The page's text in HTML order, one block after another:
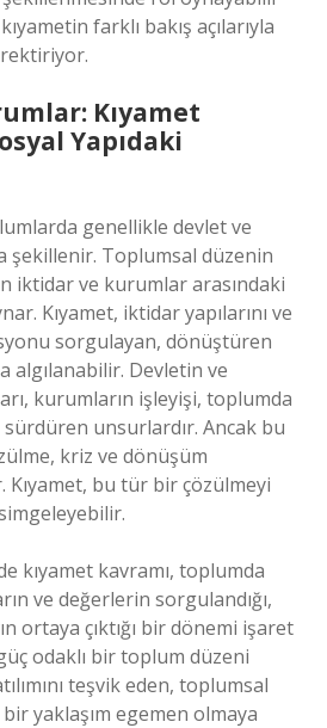
farklı bakış açılarıyla
Kıyamet
Yapıdaki
genellikle devlet ve
şekillenir. Toplumsal düzenin
iktidar ve kurumlar arasındaki
Kıyamet, iktidar yapılarını ve
sorgulayan, dönüştüren
algılanabilir. Devletin ve
kurumların işleyişi, toplumda
sürdüren unsurlardır. Ancak bu
kriz ve dönüşüm
Kıyamet, bu tür bir çözülmeyi
kıyamet kavramı, toplumda
ve değerlerin sorgulandığı,
ortaya çıktığı bir dönemi işaret
odaklı bir toplum düzeni
teşvik eden, toplumsal
yaklaşım egemen olmaya